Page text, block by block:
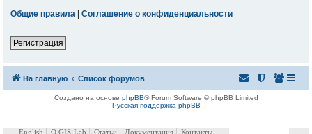
Общие правила | Соглашение о конфиденциальности
Регистрация
На главную Список форумов
Создано на основе phpBB® Forum Software © phpBB Limited
Русская поддержка phpBB
English О GIS-Lab Статьи Документация Контакты